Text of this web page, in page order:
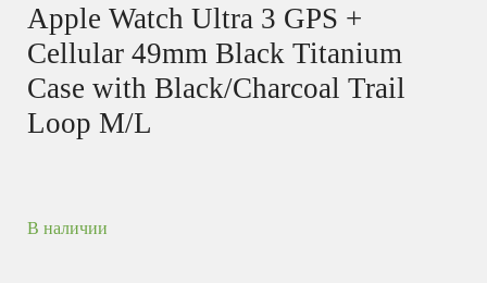
Apple Watch Ultra 3 GPS +
Cellular 49mm Black Titanium
Case with Black/Charcoal Trail
Loop M/L
В наличии